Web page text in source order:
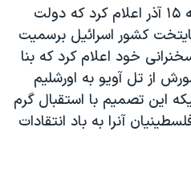
صلحپرزیدنت ترامپ روز چهارشنبه ۱۵ آذر اعلام کرد که دولت
کشور اسرائیل برسمیت
خود اعلام کرد که بنا
از تل آویو به اورشلیم
این تصمیم با استقبال گرم
آنرا به باد انتقادات